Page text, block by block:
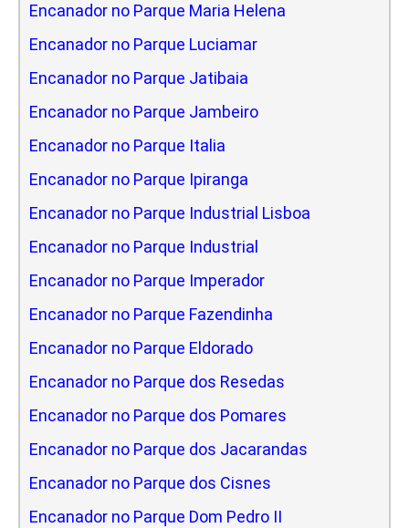
Encanador no Parque Maria Helena
Encanador no Parque Luciamar
Encanador no Parque Jatibaia
Encanador no Parque Jambeiro
Encanador no Parque Italia
Encanador no Parque Ipiranga
Encanador no Parque Industrial Lisboa
Encanador no Parque Industrial
Encanador no Parque Imperador
Encanador no Parque Fazendinha
Encanador no Parque Eldorado
Encanador no Parque dos Resedas
Encanador no Parque dos Pomares
Encanador no Parque dos Jacarandas
Encanador no Parque dos Cisnes
Encanador no Parque Dom Pedro II